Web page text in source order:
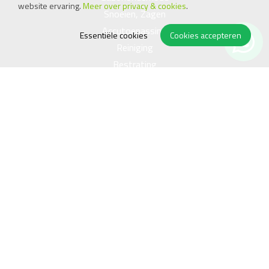
website ervaring.Meer over privacy & cookies.
Cookies accepteren
Essentiële cookies
Snoeien, Zagen
Accutoepassing